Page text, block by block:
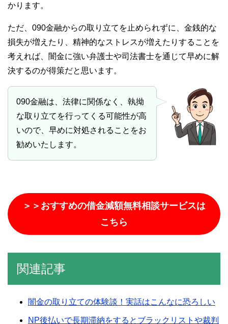
かります。
ただ、090金融からの取り立てを止められずに、金銭的な
損失が増えたり、精神的なストレスが増えたりすることを
考えれば、闇金に強い弁護士や司法書士を通じて早めに解
決するのが得策だと思います。
090金融は、法律に関係なく、執拗
な取り立てを行ってくる可能性が高
いので、早めに対処されることをお
勧めいたします。
＞＞おすすめの借金減額無料相談サービスは
こちら
関連記事
闇金の取り立ての体験談！実話はこんなに恐ろしい
NP後払いで長期滞納をするとブラックリストや裁判